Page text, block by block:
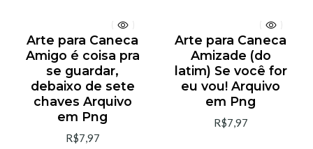
Arte para Caneca
Amigo é coisa pra
se guardar,
debaixo de sete
chaves Arquivo
em Png
R$7,97
Arte para Caneca
Amizade (do
latim) Se você for
eu vou! Arquivo
em Png
R$7,97